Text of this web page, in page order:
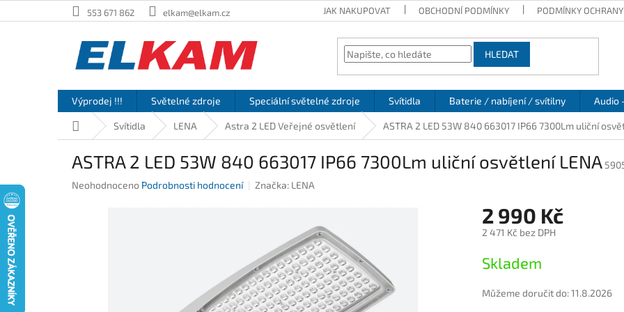
na
553 671 862 elkam@elkam.cz JAK NAKUPOVAT OBCHODNÍ PODMÍNKY PODMÍNKY OCHRANY
HLEDAT
Výprodej !!! Světelné zdroje Speciální světelné zdroje Svítidla Baterie / nabíjení / svítilny Audio
Domů Svítidla LENA Astra 2 LED Veřejné osvětlení ASTRA 2 LED 53W 840 663017 IP66 7300Lm uliční
ASTRA 2 LED 53W 840 663017 IP66 7300Lm uliční osvětlení LENA
Průměrné
Neohodnoceno Podrobnosti hodnocení Značka: LENA
2 990 Kč
2 471 Kč bez DPH
cena:
Skladem
Můžeme doručit do:11.8.2026